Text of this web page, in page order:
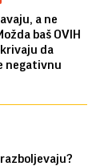
a ne
baš OVIH
da
negativnu